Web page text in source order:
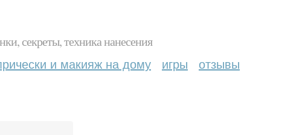
секреты, техника нанесения
и макияж на дому игры отзывы